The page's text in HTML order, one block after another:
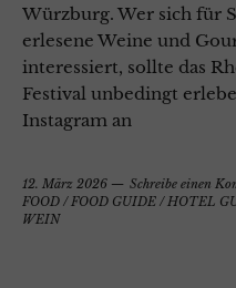
Würzburg. Wer sich für
erlesene Weine und
interessiert, sollte das
Festival unbedingt
Instagram an
12. März 2026
Schreibe einen
FOOD /FOOD GUIDE /HOTEL
WEIN